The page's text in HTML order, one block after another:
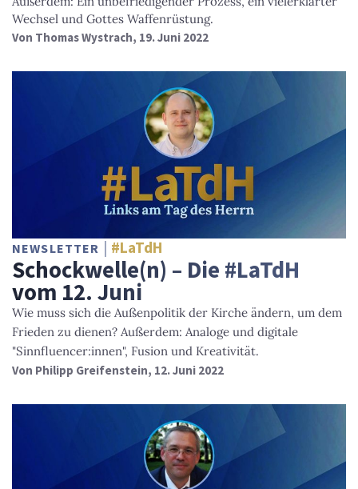
Wechsel und Gottes Waffenrüstung.
Von Thomas Wystrach, 19. Juni 2022
NEWSLETTER #LaTdH
Schockwelle(n) – Die #LaTdH
vom 12. Juni
Wie muss sich die Außenpolitik der Kirche ändern, um dem
Frieden zu dienen? Außerdem: Analoge und digitale
"Sinnfluencer:innen", Fusion und Kreativität.
Von Philipp Greifenstein, 12. Juni 2022